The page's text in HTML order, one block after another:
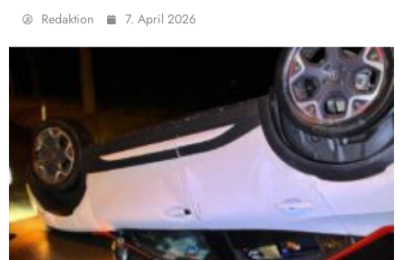
Redaktion 7. April 2026